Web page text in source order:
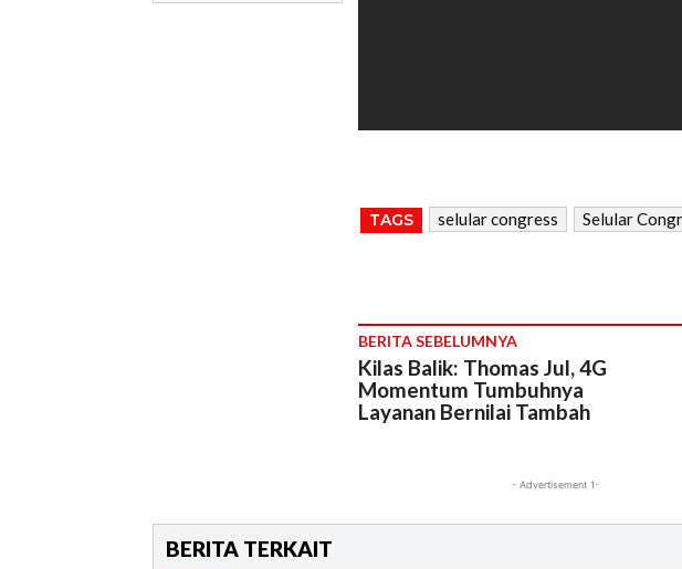
TAGS selular congress Selular
BERITA SEBELUMNYA
Kilas Balik: Thomas Jul, 4G
Momentum Tumbuhnya
Layanan Bernilai Tambah
- Advertisement 1-
BERITA TERKAIT